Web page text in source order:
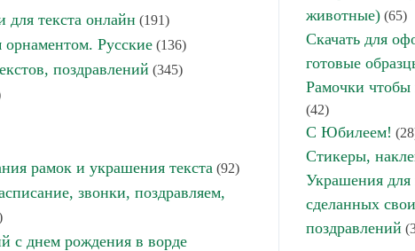
для текста онлайн (191)
Русские (136)
поздравлений (345)
рамок и украшения текста (92)
звонки, поздравляем,
с днем рождения в ворде
животные) (65)
Скачать для
готовые
Рамочки чтобы
(42)
С Юбилеем!
Стикеры,
Украшения для
сделанных
поздравлений